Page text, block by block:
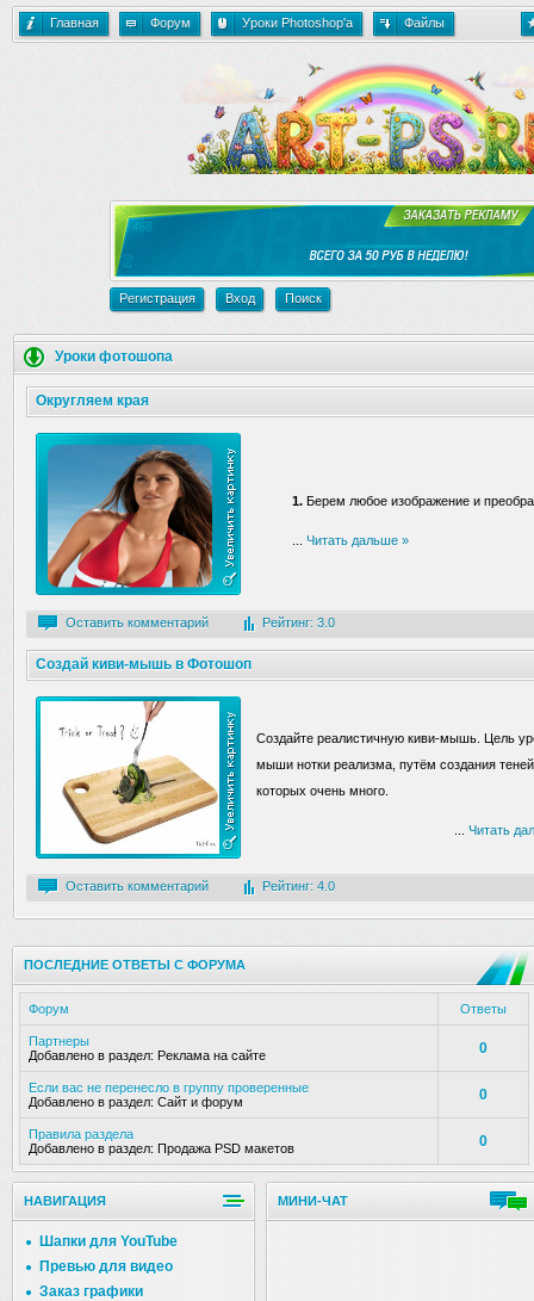
Главная Форум Уроки Photoshop'a Файлы
Регистрация Вход Поиск
Уроки фотошопа
Округляем края
1. Берем любое изображение и
Читать дальше »
Оставить комментарий Рейтинг: 3.0
Создай киви-мышь в Фотошоп
Создайте реалистичную киви-мышь. Цель
мыши нотки реализма, путём создания
которых очень много.
Читать
Оставить комментарий Рейтинг: 4.0
ПОСЛЕДНИЕ ОТВЕТЫ С ФОРУМА
Форум Ответы
Партнеры
Добавлено в раздел: Реклама на сайте 0
Если вас не перенесло в группу проверенные
Добавлено в раздел: Сайт и форум 0
Правила раздела
Добавлено в раздел: Продажа PSD макетов 0
НАВИГАЦИЯ
Шапки для YouTube
Превью для видео
Заказ графики
МИНИ-ЧАТ